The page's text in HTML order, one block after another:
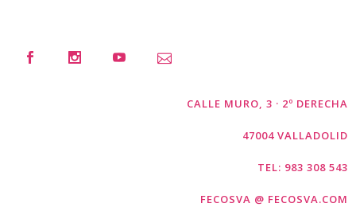
CALLE MURO, 3 · 2º DERECHA
47004 VALLADOLID
TEL: 983 308 543
FECOSVA @ FECOSVA.COM